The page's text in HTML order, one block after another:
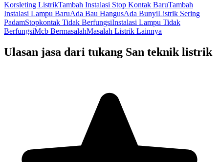
Korsleting ListrikTambah Instalasi Stop Kontak BaruTambah
Instalasi Lampu BaruAda Bau HangusAda BunyiListrik Sering
PadamStopkontak Tidak BerfungsiInstalasi Lampu Tidak
BerfungsiMcb BermasalahMasalah Listrik Lainnya
Ulasan jasa dari tukang San teknik listrik